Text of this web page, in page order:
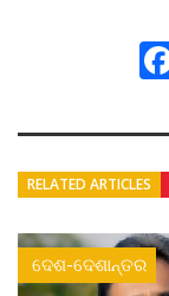
RELATED ARTICLES
ଦେଶ-ଦେଶାନ୍ତର